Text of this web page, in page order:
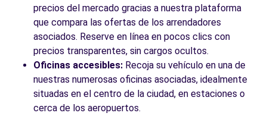
precios del mercado gracias a nuestra plataforma
que compara las ofertas de los arrendadores
asociados. Reserve en línea en pocos clics con
precios transparentes, sin cargos ocultos.
Oficinas accesibles: Recoja su vehículo en una de
nuestras numerosas oficinas asociadas, idealmente
situadas en el centro de la ciudad, en estaciones o
cerca de los aeropuertos.